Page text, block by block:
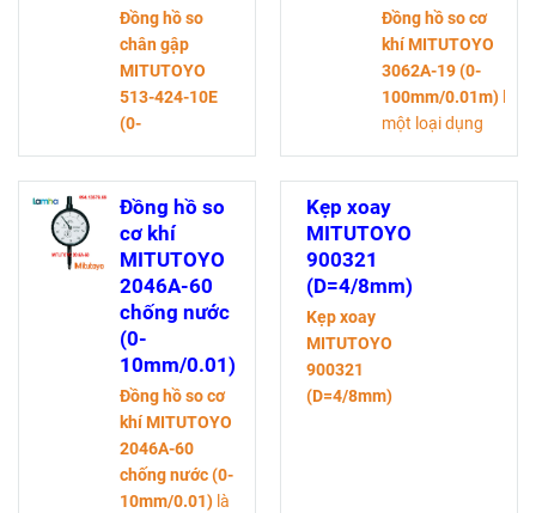
Đồng hồ so
chân gập
MITUTOYO
513-424-10E
(0-
là một loại dụng
cụ đo lường
chính xác được
sử dụng phổ
biến trong lĩnh
vực cơ khí, gia
công, và kiểm
tra chất lượng.
Đây là một thiết
bị đo chiều dài
rất nhạy,
thường được sử
dụng để kiểm
Đồng hồ so cơ
khí MITUTOYO
3062A-19 (0-
100mm/0.01m)
một loại dụng
chính xác được
sử dụng phổ
biến trong lĩnh
công, và kiểm
Đây là một thiết
rất nhạy,
Đồng hồ so
cơ khí
MITUTOYO
2046A-60
chống nước
(0-
10mm/0.01)
Đồng hồ so cơ
khí MITUTOYO
2046A-60
chống nước (0-
10mm/0.01) là
Kẹp xoay
MITUTOYO
900321
(D=4/8mm)
Kẹp xoay
MITUTOYO
900321
(D=4/8mm)